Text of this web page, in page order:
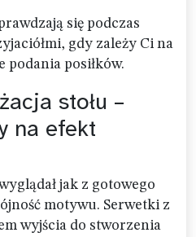
się podczas
gdy zależy Ci na
podania posiłków.
stołu –
na efekt
jak z gotowego
motywu. Serwetki z
wyjścia do stworzenia